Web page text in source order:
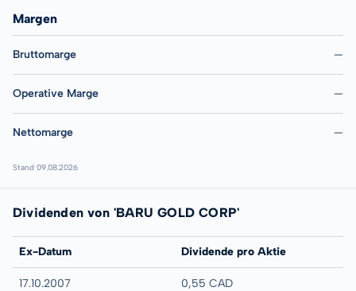
Margen
Bruttomarge —
Operative Marge —
Nettomarge —
Stand 09.08.2026
Dividenden von 'BARU GOLD CORP'
Ex-Datum Dividende pro Aktie
17.10.2007 0,55 CAD